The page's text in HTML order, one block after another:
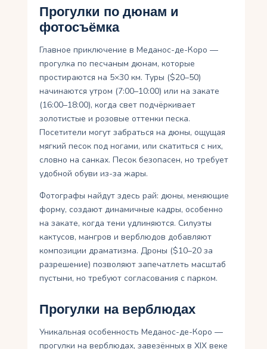
Прогулки по дюнам и
фотосъёмка
Главное приключение в Меданос-де-Коро —
прогулка по песчаным дюнам, которые
простираются на 5×30 км. Туры ($20–50)
начинаются утром (7:00–10:00) или на закате
(16:00–18:00), когда свет подчёркивает
золотистые и розовые оттенки песка.
Посетители могут забраться на дюны, ощущая
мягкий песок под ногами, или скатиться с них,
словно на санках. Песок безопасен, но требует
удобной обуви из-за жары.
Фотографы найдут здесь рай: дюны, меняющие
форму, создают динамичные кадры, особенно
на закате, когда тени удлиняются. Силуэты
кактусов, мангров и верблюдов добавляют
композиции драматизма. Дроны ($10–20 за
разрешение) позволяют запечатлеть масштаб
пустыни, но требуют согласования с парком.
Прогулки на верблюдах
Уникальная особенность Меданос-де-Коро —
прогулки на верблюдах, завезённых в XIX веке